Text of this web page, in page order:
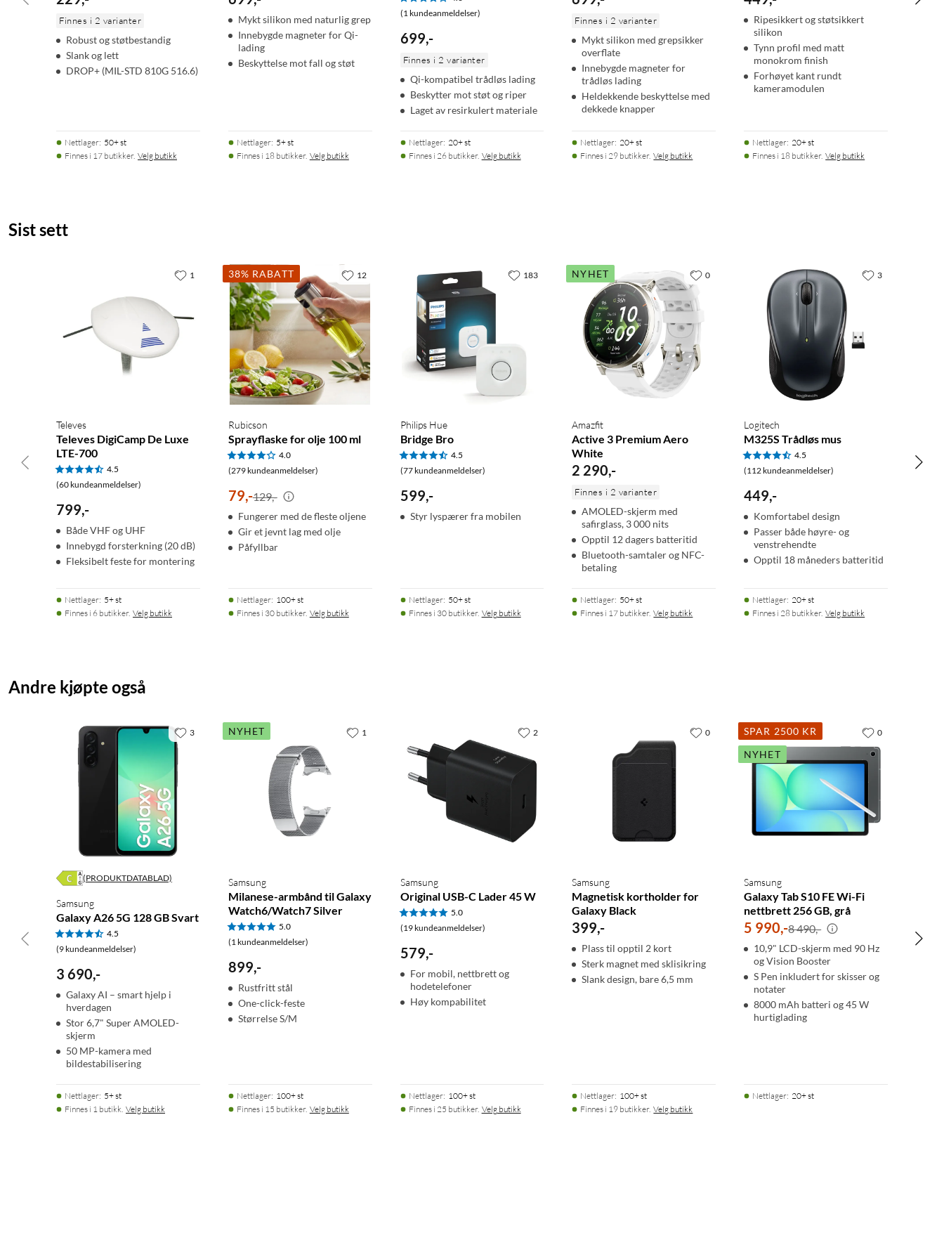
Finnes i 2 varianter
Robust og støtbestandig
Slank og lett
DROP+ (MIL-STD 810G 516.6)
Nettlager: 50+ st
Finnes i 17 butikker. Velg butikk
Mykt silikon med naturlig grep
Innebygde magneter for Qi-
lading
Beskyttelse mot fall og støt
Nettlager: 5+ st
Finnes i 18 butikker. Velg butikk
(1 kundeanmeldelser)
699,-
Finnes i 2 varianter
Qi-kompatibel trådløs lading
Beskytter mot støt og riper
Laget av resirkulert materiale
Nettlager: 20+ st
Finnes i 26 butikker. Velg butikk
Finnes i 2 varianter
Mykt silikon med grepsikker
overflate
Innebygde magneter for
trådløs lading
Heldekkende beskyttelse med
dekkede knapper
Nettlager: 20+ st
Finnes i 29 butikker. Velg butikk
Ripesikkert og støtsikkert
silikon
Tynn profil med matt
monokrom finish
Forhøyet kant rundt
kameramodulen
Nettlager: 20+ st
Finnes i 18 butikker. Velg butikk
Sist sett
Televes
Televes DigiCamp De Luxe
LTE-700
4.5
(60 kundeanmeldelser)
799,-
Både VHF og UHF
Innebygd forsterkning (20 dB)
Fleksibelt feste for montering
Nettlager: 5+ st
Finnes i 6 butikker. Velg butikk
1 38% RABATT
Rubicson
Sprayflaske for olje 100 ml
4.0
(279 kundeanmeldelser)
79,-129,-
Fungerer med de fleste oljene
Gir et jevnt lag med olje
Påfyllbar
Nettlager: 100+ st
Finnes i 30 butikker. Velg butikk
12
Philips Hue
Bridge Bro
4.5
(77 kundeanmeldelser)
599,-
Styr lyspærer fra mobilen
Nettlager: 50+ st
Finnes i 30 butikker. Velg butikk
183 NYHET
Amazfit
Active 3 Premium Aero
White
2 290,-
Finnes i 2 varianter
AMOLED-skjerm med
safirglass, 3 000 nits
Opptil 12 dagers batteritid
Bluetooth-samtaler og NFC-
betaling
Nettlager: 50+ st
Finnes i 17 butikker. Velg butikk
0
Logitech
M325S Trådløs mus
4.5
(112 kundeanmeldelser)
449,-
Komfortabel design
Passer både høyre- og
venstrehendte
Opptil 18 måneders batteritid
Nettlager: 20+ st
Finnes i 28 butikker. Velg butikk
3
Andre kjøpte også
(PRODUKTDATABLAD)
Samsung
Galaxy A26 5G 128 GB Svart
4.5
(9 kundeanmeldelser)
3 690,-
Galaxy AI – smart hjelp i
hverdagen
Stor 6,7" Super AMOLED-
skjerm
50 MP-kamera med
bildestabilisering
Nettlager: 5+ st
Finnes i 1 butikk. Velg butikk
3 NYHET
Samsung
Milanese-armbånd til Galaxy
Watch6/Watch7 Silver
5.0
(1 kundeanmeldelser)
899,-
Rustfritt stål
One-click-feste
Størrelse S/M
Nettlager: 100+ st
Finnes i 15 butikker. Velg butikk
1
Samsung
Original USB-C Lader 45 W
5.0
(19 kundeanmeldelser)
579,-
For mobil, nettbrett og
hodetelefoner
Høy kompabilitet
Nettlager: 100+ st
Finnes i 25 butikker. Velg butikk
2
Samsung
Magnetisk kortholder for
Galaxy Black
399,-
Plass til opptil 2 kort
Sterk magnet med sklisikring
Slank design, bare 6,5 mm
Nettlager: 100+ st
Finnes i 19 butikker. Velg butikk
0
SPAR 2500 KR
NYHET
Samsung
Galaxy Tab S10 FE Wi-Fi
nettbrett 256 GB, grå
5 990,-8 490,-
10,9" LCD-skjerm med 90 Hz
og Vision Booster
S Pen inkludert for skisser og
notater
8000 mAh batteri og 45 W
hurtiglading
Nettlager: 20+ st
0